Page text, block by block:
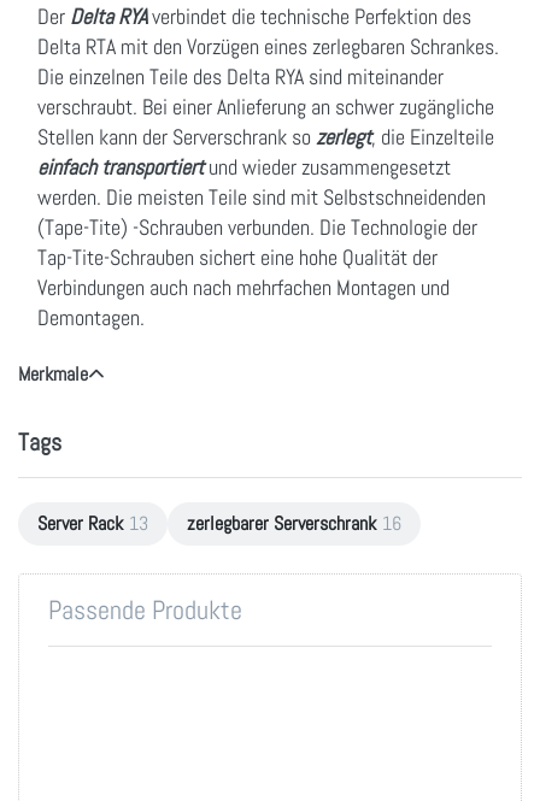
Der Delta RYAverbindet die technische Perfektion des
Delta RTA mit den Vorzügen eines zerlegbaren Schrankes.
Die einzelnen Teile des Delta RYA sind miteinander
verschraubt. Bei einer Anlieferung an schwer zugängliche
Stellen kann der Serverschrank so zerlegt, die Einzelteile
einfach transportiertund wieder zusammengesetzt
werden. Die meisten Teile sind mit Selbstschneidenden
(Tape-Tite) -Schrauben verbunden. Die Technologie der
Tap-Tite-Schrauben sichert eine hohe Qualität der
Verbindungen auch nach mehrfachen Montagen und
Demontagen.
Merkmale
Tags
Server Rack 13 zerlegbarer Serverschrank 16
Passende Produkte